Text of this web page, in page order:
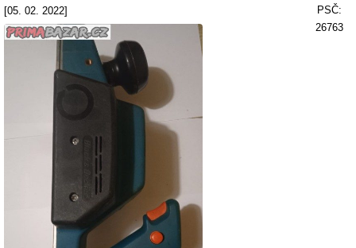
[05. 02. 2022]
PSČ:
26763